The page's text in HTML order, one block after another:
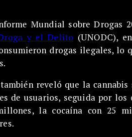
Mundial sobre Drogas
y el Delito (UNODC),
drogas ilegales, lo
reveló que la
de usuarios, seguida por
la cocaína con 25